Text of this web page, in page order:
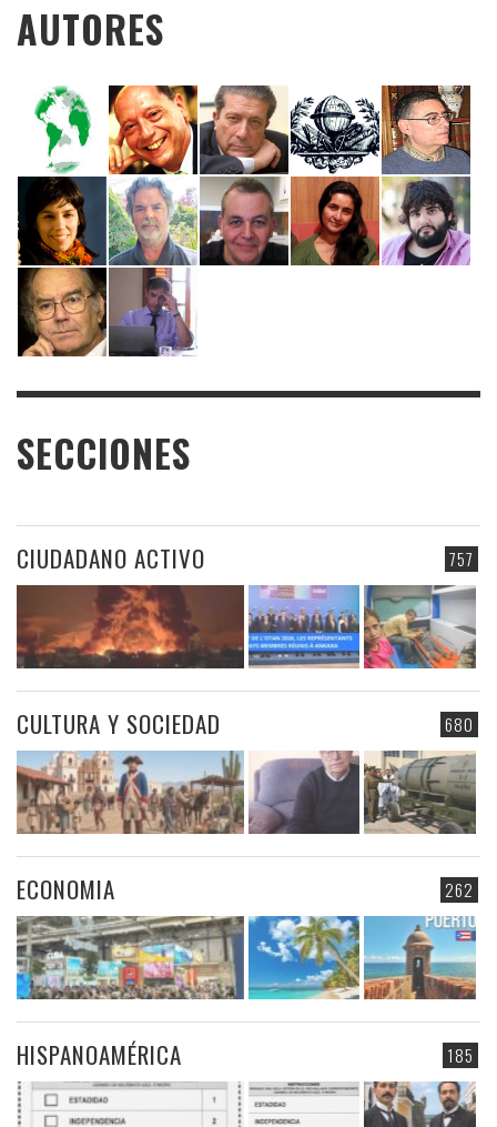
AUTORES
SECCIONES
757
CIUDADANO ACTIVO
680
CULTURA Y SOCIEDAD
262
ECONOMIA
185
HISPANOAMÉRICA